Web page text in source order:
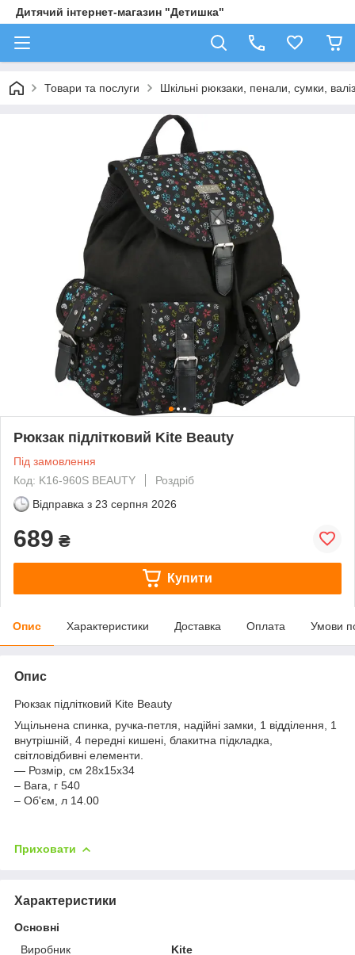
Дитячий інтернет-магазин "Детишка"
Товари та послуги Шкільні рюкзаки, пенали, сумки,
Рюкзак підлітковий Kite Beauty
Під замовлення
Код: K16-960S BEAUTY
Роздріб
Відправка з 23 серпня 2026
689 ₴
Купити
Опис Характеристики Доставка Оплата Умови
Опис
Рюкзак підлітковий Kite Beauty
Ущільнена спинка, ручка-петля, надійні замки, 1 відділення, 1
внутрішній, 4 передні кишені, блакитна підкладка,
світловідбивні елементи.
— Розмір, см 28x15x34
– Вага, г 540
– Об'єм, л 14.00
Приховати
Характеристики
Основні
Виробник
Kite